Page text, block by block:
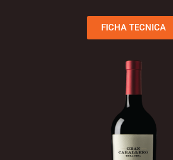
FICHA TECNICA